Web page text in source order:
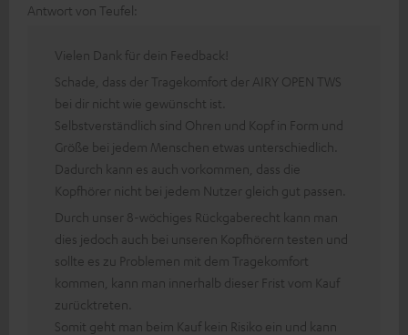
Antwort von Teufel:
Vielen Dank für dein Feedback!
Schade, dass der Tragekomfort der AIRY OPEN TWS
bei dir nicht wie gewünscht ist.
Selbstverständlich sind Ohren und Kopf in Form und
Größe bei jedem Menschen etwas unterschiedlich.
Dadurch kann es auch vorkommen, dass die
Kopfhörer nicht bei jedem Nutzer gleich gut passen.
Durch unser 8-wöchiges Rückgaberecht kann man
dies jedoch auch bei unseren Kopfhörern testen und
sollte es zu Problemen mit dem Tragekomfort
kommen, kann man innerhalb dieser Frist vom Kauf
zurücktreten.
Somit geht man beim Kauf kein Risiko ein und kann